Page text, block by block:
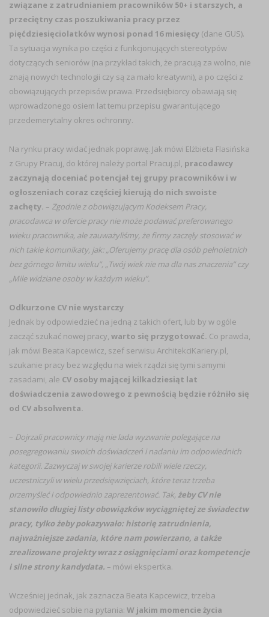
związane z zatrudnianiem pracowników 50+ i starszych, a
przeciętny czas poszukiwania pracy przez
pięćdziesięciolatków wynosi ponad 16 miesięcy (dane GUS).
Ta sytuacja wynika po części z funkcjonujących stereotypów
dotyczących seniorów (na przykład takich, że pracują za wolno, nie
znają nowych technologii czy są za mało kreatywni), a po części z
obowiązujących przepisów prawa. Przedsiębiorcy obawiają się
wprowadzonego osiem lat temu przepisu gwarantującego
przedemerytalny okres ochronny.
Na rynku pracy widać jednak poprawę. Jak mówi Elżbieta Flasińska
z Grupy Pracuj, do której należy portal Pracuj.pl, pracodawcy
zaczynają doceniać potencjał tej grupy pracowników i w
ogłoszeniach coraz częściej kierują do nich swoiste
zachęty. – Zgodnie z obowiązującym Kodeksem Pracy,
pracodawca w ofercie pracy nie może podawać preferowanego
wieku pracownika, ale zauważyliśmy, że firmy zaczęły stosować w
nich takie komunikaty, jak: „Oferujemy pracę dla osób pełnoletnich
bez górnego limitu wieku”, „Twój wiek nie ma dla nas znaczenia” czy
„Mile widziane osoby w każdym wieku”.
Odkurzone CV nie wystarczy
Jednak by odpowiedzieć na jedną z takich ofert, lub by w ogóle
zacząć szukać nowej pracy, warto się przygotować. Co prawda,
jak mówi Beata Kapcewicz, szef serwisu ArchitekciKariery.pl,
szukanie pracy bez względu na wiek rządzi się tymi samymi
zasadami, ale CV osoby mającej kilkadziesiąt lat
doświadczenia zawodowego z pewnością będzie różniło się
od CV absolwenta.
– Dojrzali pracownicy mają nie lada wyzwanie polegające na
posegregowaniu swoich doświadczeń i nadaniu im odpowiednich
kategorii. Zazwyczaj w swojej karierze robili wiele rzeczy,
uczestniczyli w wielu przedsięwzięciach, które teraz trzeba
przemyśleć i odpowiednio zaprezentować. Tak, żeby CV nie
stanowiło długiej listy obowiązków wyciągniętej ze świadectw
pracy, tylko żeby pokazywało: historię zatrudnienia,
najważniejsze zadania, które nam powierzano, a także
zrealizowane projekty wraz z osiągnięciami oraz kompetencje
i silne strony kandydata. – mówi ekspertka.
Wcześniej jednak, jak zaznacza Beata Kapcewicz, trzeba
odpowiedzieć sobie na pytania: W jakim momencie życia